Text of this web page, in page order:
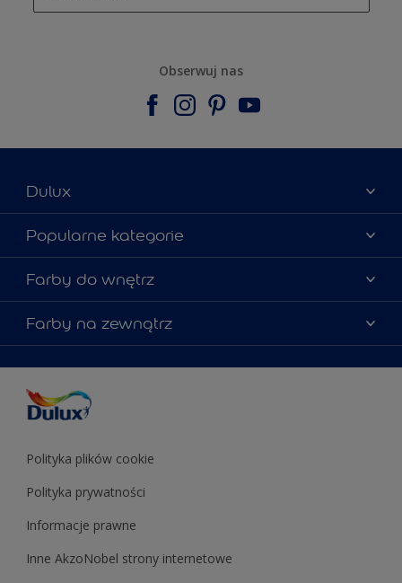
Obserwuj nas
Dulux
Materiały marketingowe
Mapa strony
Kontakt
Zgodność kolorów
Popularne kategorie
Kolory farb
Porady ekspertów
Zainspiruj się
Znajdź sklep
Farby do wnętrz
Farby do ścian
Farby uniwersalne
Podkłady i grunty
Testery farb
Farby do sufitów
Farby na zewnątrz
Farby uniwersalne
Podkłady i grunty
Polityka plików cookie
Polityka prywatności
Informacje prawne
Inne AkzoNobel strony internetowe